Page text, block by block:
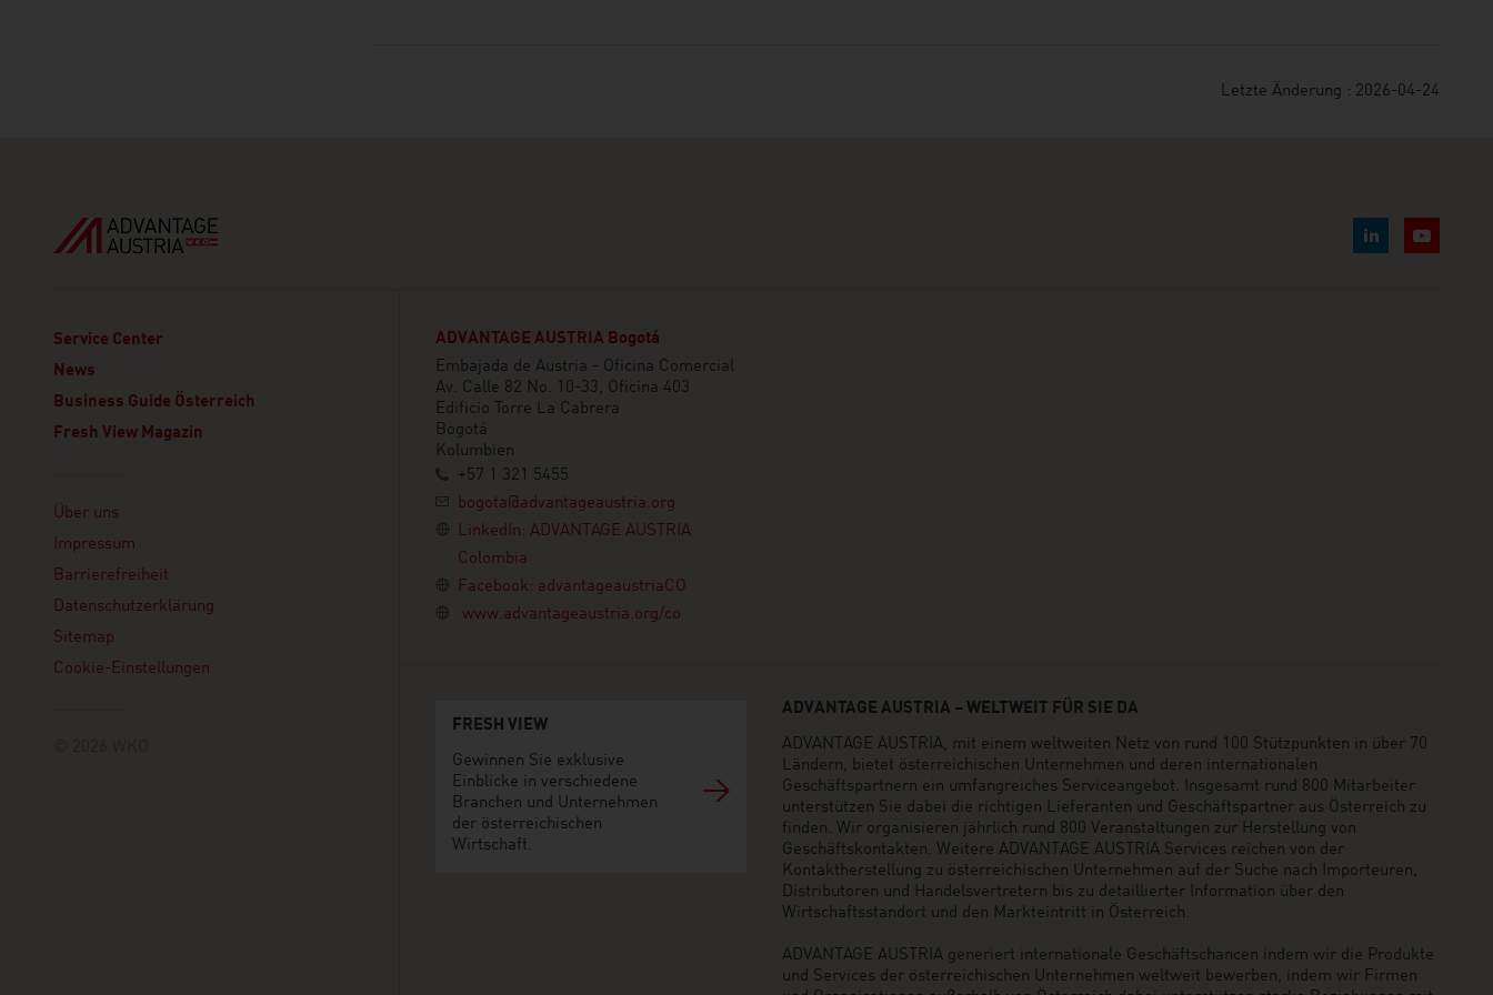
Letzte Änderung : 2026-04-24
Service Center
News
Business Guide Österreich
Fresh View Magazin
Über uns
Impressum
Barrierefreiheit
Datenschutzerklärung
Sitemap
Cookie-Einstellungen
ADVANTAGE AUSTRIA Bogotá
Embajada de Austria - Oficina Comercial
Av. Calle 82 No. 10-33, Oficina 403
Edificio Torre La Cabrera
Bogotá
Kolumbien
+57 1 321 5455
bogota@advantageaustria.org
LinkedIn: ADVANTAGE AUSTRIA
Colombia
Facebook: advantageaustriaCO
www.advantageaustria.org/co
FRESH VIEW
Gewinnen Sie exklusive
Einblicke in verschiedene
Branchen und Unternehmen
der österreichischen
Wirtschaft.
ADVANTAGE AUSTRIA – WELTWEIT FÜR SIE DA
ADVANTAGE AUSTRIA, mit einem weltweiten Netz von rund 100 Stützpunkten in über 70
Ländern, bietet österreichischen Unternehmen und deren internationalen
Geschäftspartnern ein umfangreiches Serviceangebot. Insgesamt rund 800 Mitarbeiter
unterstützen Sie dabei die richtigen Lieferanten und Geschäftspartner aus Österreich zu
finden. Wir organisieren jährlich rund 800 Veranstaltungen zur Herstellung von
Geschäftskontakten. Weitere ADVANTAGE AUSTRIA Services reichen von der
Kontaktherstellung zu österreichischen Unternehmen auf der Suche nach Importeuren,
Distributoren und Handelsvertretern bis zu detaillierter Information über den
Wirtschaftsstandort und den Markteintritt in Österreich.
ADVANTAGE AUSTRIA generiert internationale Geschäftschancen indem wir die Produkte
und Services der österreichischen Unternehmen weltweit bewerben, indem wir Firmen